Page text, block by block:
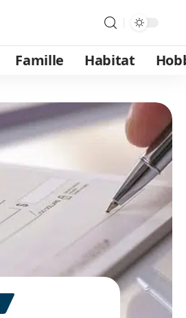
Famille Habitat